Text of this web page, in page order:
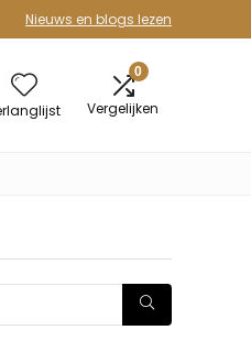
Nieuws en blogs lezen
0
Vergelijken